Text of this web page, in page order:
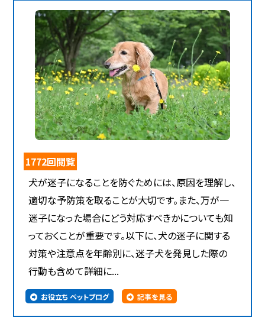
1772回閲覧
犬が迷子になることを防ぐためには、原因を理解し、
適切な予防策を取ることが大切です。また、万が一
迷子になった場合にどう対応すべきかについても知
っておくことが重要です。以下に、犬の迷子に関する
対策や注意点を年齢別に、迷子犬を発見した際の
行動も含めて詳細に...
お役立ち ペットブログ 記事を見る